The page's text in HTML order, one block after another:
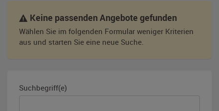
Keine passenden Angebote gefunden
Wählen Sie im folgenden Formular weniger Kriterien
aus und starten Sie eine neue Suche.
Suchbegriff(e)